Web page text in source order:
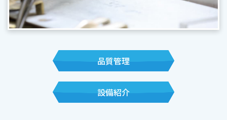
品質管理
設備紹介